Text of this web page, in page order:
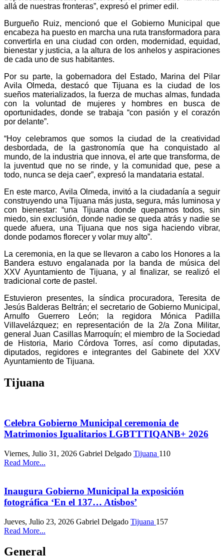
allá de nuestras fronteras”, expresó el primer edil.
Burgueño Ruiz, mencionó que el Gobierno Municipal que
encabeza ha puesto en marcha una ruta transformadora para
convertirla en una ciudad con orden, modernidad, equidad,
bienestar y justicia, a la altura de los anhelos y aspiraciones
de cada uno de sus habitantes.
Por su parte, la gobernadora del Estado, Marina del Pilar
Avila Olmeda, destacó que Tijuana es la ciudad de los
sueños materializados, la fuerza de muchas almas, fundada
con la voluntad de mujeres y hombres en busca de
oportunidades, donde se trabaja “con pasión y el corazón
por delante”.
“Hoy celebramos que somos la ciudad de la creatividad
desbordada, de la gastronomía que ha conquistado al
mundo, de la industria que innova, el arte que transforma, de
la juventud que no se rinde, y la comunidad que, pese a
todo, nunca se deja caer”, expresó la mandataria estatal.
En este marco, Avila Olmeda, invitó a la ciudadanía a seguir
construyendo una Tijuana más justa, segura, más luminosa y
con bienestar: “una Tijuana donde quepamos todos, sin
miedo, sin exclusión, donde nadie se queda atrás y nadie se
quede afuera, una Tijuana que nos siga haciendo vibrar,
donde podamos florecer y volar muy alto”.
La ceremonia, en la que se llevaron a cabo los Honores a la
Bandera estuvo engalanada por la banda de música del
XXV Ayuntamiento de Tijuana, y al finalizar, se realizó el
tradicional corte de pastel.
Estuvieron presentes, la síndica procuradora, Teresita de
Jesús Balderas Beltrán; el secretario de Gobierno Municipal,
Arnulfo Guerrero León; la regidora Mónica Padilla
Villavelázquez; en representación de la 2/a Zona Militar,
general Juan Casillas Marroquín; el miembro de la Sociedad
de Historia, Mario Córdova Torres, así como diputadas,
diputados, regidores e integrantes del Gabinete del XXV
Ayuntamiento de Tijuana.
Tijuana
Celebra Gobierno Municipal ceremonia de
Matrimonios Igualitarios LGBTTTIQANB+ 2026
Viernes, Julio 31, 2026 Gabriel Delgado Tijuana 110
Read More...
Inaugura Gobierno Municipal la exposición
fotográfica ‘En el 137… Atisbos’
Jueves, Julio 23, 2026 Gabriel Delgado Tijuana 157
Read More...
General